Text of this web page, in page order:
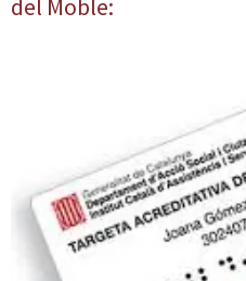
del Moble: